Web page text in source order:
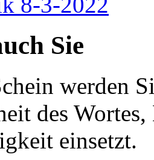
Sie
werden
des
einsetzt.